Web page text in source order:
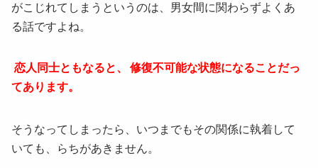
がこじれてしまうというのは、男女間に関わらずよくあ
る話ですよね。
恋人同士ともなると、
修復不可能な状態になることだっ
てあります。
そうなってしまったら、いつまでもその関係に執着して
いても、らちがあきません。